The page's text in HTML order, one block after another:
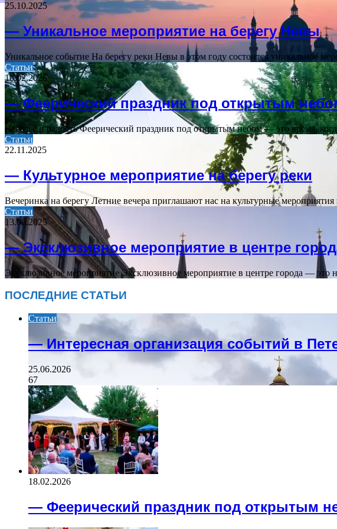
25.10.2025
— Уникальное мероприятие на берегу Невы
Уникальное событие На берегу реки Невы в этом году состоится уникальное
Статьи
18.02.2026
— Феерический праздник под открытым
Веселье и радость Феерический праздник под открытым небом — это время,
Статьи
22.11.2025
— Культурное мероприятие на берегу реки
Вечеринка на берегу Летние вечера приглашают нас на культурные
Статьи
13.09.2025
— Эксклюзивное мероприятие в центре
Эксклюзивное мероприятие Эксклюзивное мероприятие в центре города — это
ПОСЛЕДНИЕ СТАТЬИ
Статьи
— Интересная организация событий в
25.06.2026
67
18.02.2026
— Феерический праздник под открытым